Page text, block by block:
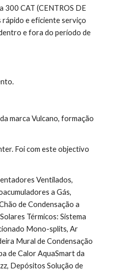
300 CAT (CENTROS DE
rápido e eficiente serviço
e fora do período de
marca Vulcano, formação
Foi com este objectivo
a Gás,
de Condensação a
Térmicos: Sistema
Mono-splits, Ar
Mural de Condensação
de Calor AquaSmart da
Depósitos Solução de